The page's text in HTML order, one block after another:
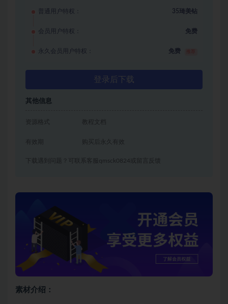
普通用户特权： 35琦美钻
会员用户特权： 免费
永久会员用户特权： 免费
登录后下载
其他信息
资源格式 教程文档
有效期 购买后永久有效
下载遇到问题？可联系客服qmsck0824或留言反馈
素材介绍：